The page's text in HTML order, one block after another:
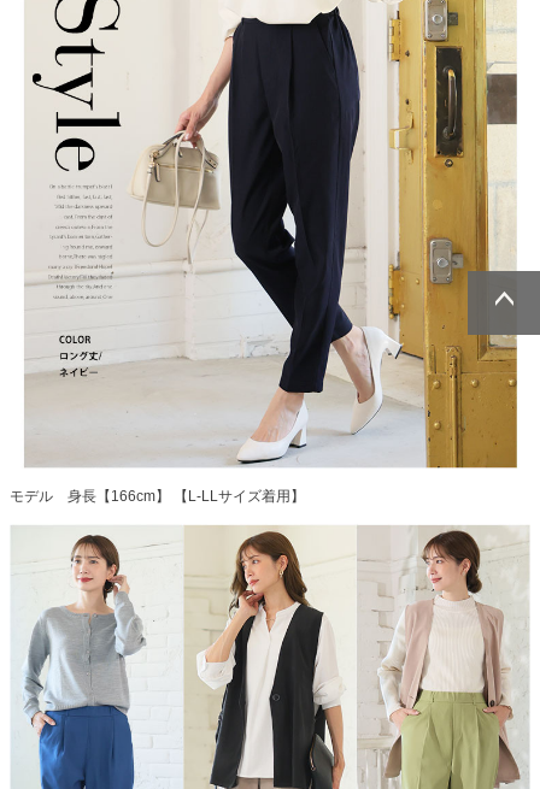
モデル 身長【166cm】 【L-LLサイズ着用】
ページトッ
プへ
ページトッ
プへ